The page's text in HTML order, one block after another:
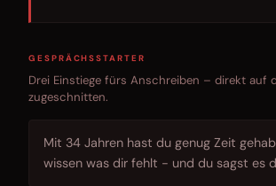
GESPRÄCHSSTARTER
Drei Einstiege fürs Anschreiben – direkt auf
zugeschnitten.
Mit 34 Jahren hast du genug Zeit
wissen was dir fehlt - und du sagst es